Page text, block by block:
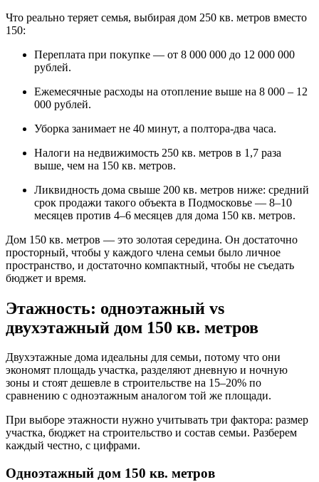
Что реально теряет семья, выбирая дом 250 кв. метров вместо
150:
Переплата при покупке — от 8 000 000 до 12 000 000
рублей.
Ежемесячные расходы на отопление выше на 8 000 – 12
000 рублей.
Уборка занимает не 40 минут, а полтора-два часа.
Налоги на недвижимость 250 кв. метров в 1,7 раза
выше, чем на 150 кв. метров.
Ликвидность дома свыше 200 кв. метров ниже: средний
срок продажи такого объекта в Подмосковье — 8–10
месяцев против 4–6 месяцев для дома 150 кв. метров.
Дом 150 кв. метров — это золотая середина. Он достаточно
просторный, чтобы у каждого члена семьи было личное
пространство, и достаточно компактный, чтобы не съедать
бюджет и время.
Этажность: одноэтажный vs
двухэтажный дом 150 кв. метров
Двухэтажные дома идеальны для семьи, потому что они
экономят площадь участка, разделяют дневную и ночную
зоны и стоят дешевле в строительстве на 15–20% по
сравнению с одноэтажным аналогом той же площади.
При выборе этажности нужно учитывать три фактора: размер
участка, бюджет на строительство и состав семьи. Разберем
каждый честно, с цифрами.
Одноэтажный дом 150 кв. метров